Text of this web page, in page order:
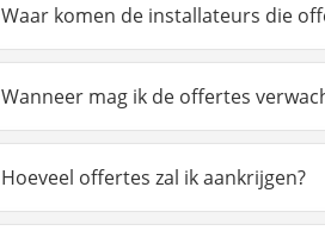
Waar komen de installateurs die
Wanneer mag ik de offertes
Hoeveel offertes zal ik aankrijgen?